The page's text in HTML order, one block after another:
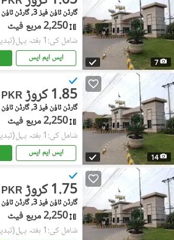
7
گارڈن ٹاؤن فیز 3, گارڈن ٹاؤن
2,250 مربع فیٹ
شامل کی:1 ہفتہ پہل
ایس ایم ایس
14
PKR 1.85 کروڑ
گارڈن ٹاؤن فیز 3, گارڈن ٹاؤن
2,250 مربع فیٹ
شامل کی:1 ہفتہ پہل
ایس ایم ایس
PKR 1.75 کروڑ
گارڈن ٹاؤن فیز 3, گارڈن ٹاؤن
2,250 مربع فیٹ
شامل کی:1 ہفتہ پہل